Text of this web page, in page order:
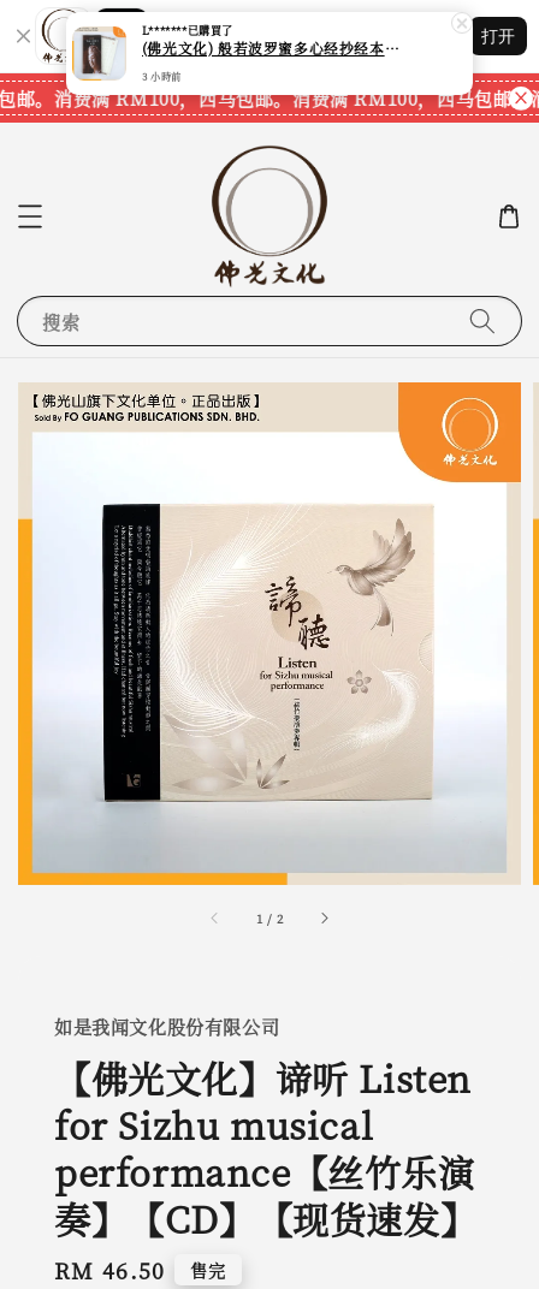
Shopping: 追踪您的订单
您信赖的商店
打开
。 消费满 RM100，西马包邮。消费满 RM100，西马包邮。
搜索
1 / 2
如是我闻文化股份有限公司
【佛光文化】谛听 Listen
for Sizhu musical
performance【丝竹乐演
奏】【CD】【现货速发】
Regular
RM 46.50 售完
L*******已購買了
(佛光文化) 般若波罗蜜多心经抄经本 Prajna Paramita Heart Sutra (30pcs/pack) 现货速发
3 小時前